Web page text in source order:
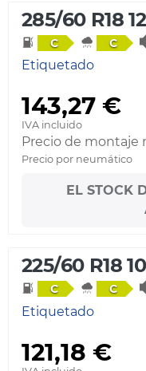
285/60 R18
C C
Etiquetado
143,27 €
IVA incluido
Precio de montaje
Precio por neumático
EL STOCK
225/60 R18
C C
Etiquetado
121,18 €